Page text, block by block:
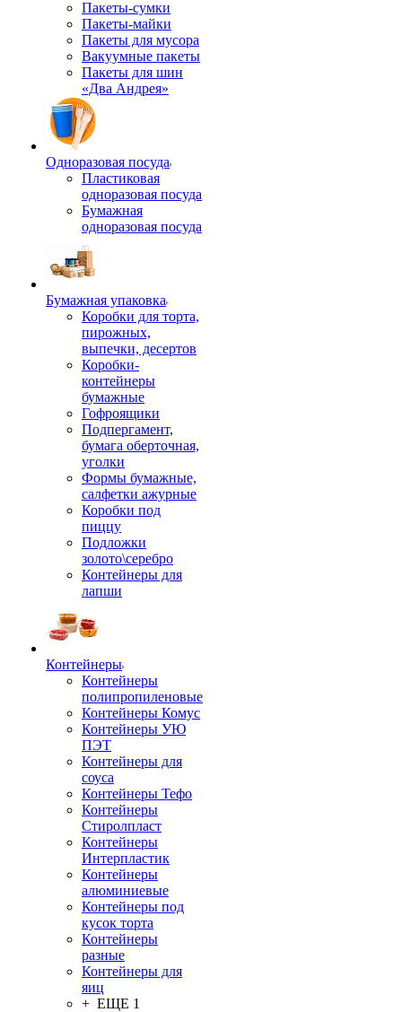
Пакеты-сумки
Пакеты-майки
Пакеты для мусора
Вакуумные пакеты
Пакеты для шин
«Два Андрея»
Одноразовая посуда
Пластиковая
одноразовая посуда
Бумажная
одноразовая посуда
Бумажная упаковка
Коробки для торта,
пирожных,
выпечки, десертов
Коробки-
контейнеры
бумажные
Гофроящики
Подпергамент,
бумага оберточная,
уголки
Формы бумажные,
салфетки ажурные
Коробки под
пиццу
Подложки
золото\серебро
Контейнеры для
лапши
Контейнеры
Контейнеры
полипропиленовые
Контейнеры Комус
Контейнеры УЮ
ПЭТ
Контейнеры для
соуса
Контейнеры Тефо
Контейнеры
Стиролпласт
Контейнеры
Интерпластик
Контейнеры
алюминиевые
Контейнеры под
кусок торта
Контейнеры
разные
Контейнеры для
яиц
+ ЕЩЕ 1